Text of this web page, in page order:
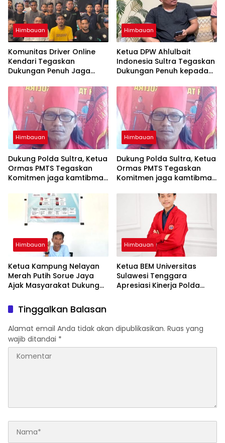
Himbauan
Komunitas Driver Online
Kendari Tegaskan
Dukungan Penuh Jaga
Keselamatan Berlalu Lintas
Himbauan
Ketua DPW Ahlulbait
Indonesia Sultra Tegaskan
Dukungan Penuh kepada
Kamtibmas
Himbauan
Dukung Polda Sultra, Ketua
Ormas PMTS Tegaskan
Komitmen jaga kamtibmas
Himbauan
Dukung Polda Sultra, Ketua
Ormas PMTS Tegaskan
Komitmen jaga kamtibmas
Himbauan
Ketua Kampung Nelayan
Merah Putih Sorue Jaya
Ajak Masyarakat Dukung
Jaga Kelestarian Laut
Himbauan
Ketua BEM Universitas
Sulawesi Tenggara
Apresiasi Kinerja Polda
Tinggalkan Balasan
Alamat email Anda tidak akan dipublikasikan. Ruas yang
wajib ditandai *